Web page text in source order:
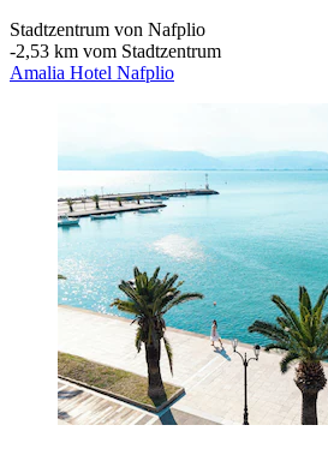
Stadtzentrum von Nafplio
‐2,53 km vom Stadtzentrum
Amalia Hotel Nafplio